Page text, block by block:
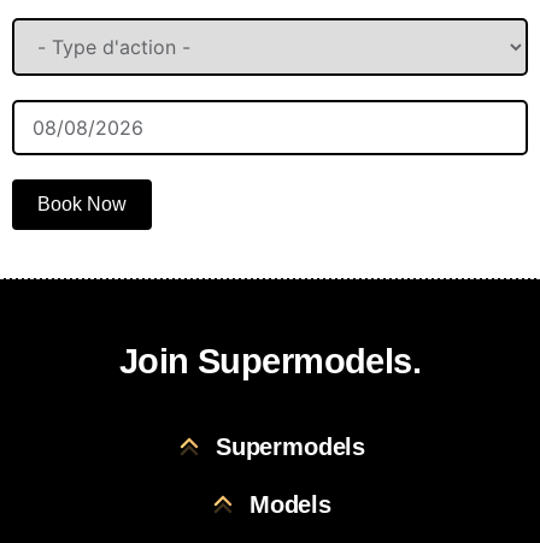
Book Now
Join Supermodels.
Supermodels
Models